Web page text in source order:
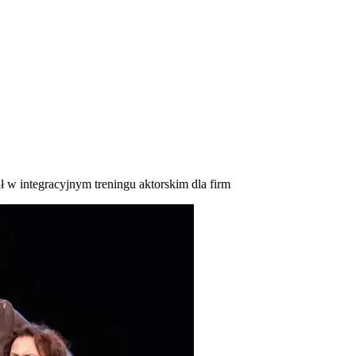
w integracyjnym treningu aktorskim dla firm